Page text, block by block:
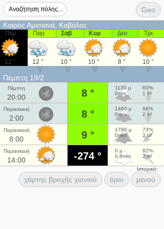
Geo
Καιρός Αμισιανά, Καβάλας
Πεμ
12 °
Παρ
12 °
Σαβ
10 °
Κυρ
10 °
Δευ
8 °
Τρι
10 °
Πέμπτη 19/2
Πέμπτη
20:00 8 °
1130 μ
0mm
60%
1 bf
Παρασκευή
2:00 8 °
1460 μ
0mm
68%
2 bf
Παρασκευή
8:00 9 °
1780 μ
0mm
73%
2 bf
Παρασκευή
14:00 -274 °
0 μ
0.8mm
82%
2 bf
Ιστορικό:
χάρτης βροχής χιονιού όροι μενού